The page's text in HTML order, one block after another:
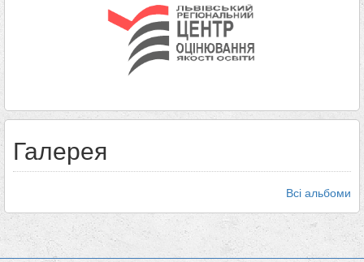
Галерея
Всі альбоми